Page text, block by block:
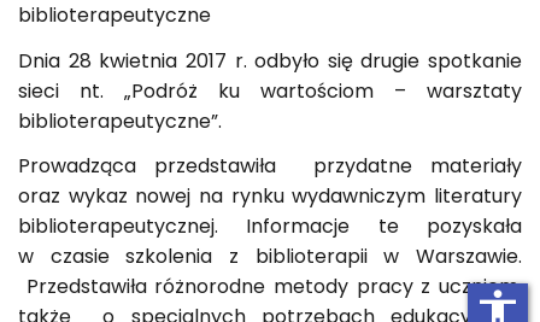
biblioterapeutyczne
Dnia 28 kwietnia 2017 r. odbyło się drugie spotkanie
sieci nt. „Podróż ku wartościom – warsztaty
biblioterapeutyczne”.
Prowadząca przedstawiła przydatne materiały
oraz wykaz nowej na rynku wydawniczym literatury
biblioterapeutycznej. Informacje te pozyskała
w czasie szkolenia z biblioterapii w Warszawie.
Przedstawiła różnorodne metody pracy z uczniem,
accessibility